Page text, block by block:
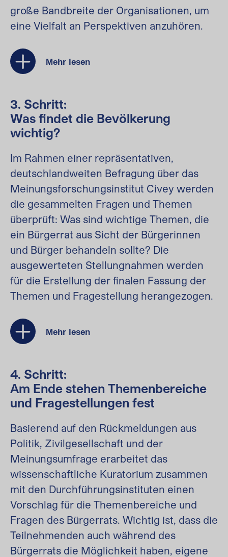
große Bandbreite der Organisationen, um
eine Vielfalt an Perspektiven anzuhören.
Mehr lesen
3. Schritt:
Was findet die Bevölkerung
wichtig?
Im Rahmen einer repräsentativen,
deutschlandweiten Befragung über das
Meinungsforschungsinstitut Civey werden
die gesammelten Fragen und Themen
überprüft: Was sind wichtige Themen, die
ein Bürgerrat aus Sicht der Bürgerinnen
und Bürger behandeln sollte? Die
ausgewerteten Stellungnahmen werden
für die Erstellung der finalen Fassung der
Themen und Fragestellung herangezogen.
Mehr lesen
4. Schritt:
Am Ende stehen Themenbereiche
und Fragestellungen fest
Basierend auf den Rückmeldungen aus
Politik, Zivilgesellschaft und der
Meinungsumfrage erarbeitet das
wissenschaftliche Kuratorium zusammen
mit den Durchführungsinstituten einen
Vorschlag für die Themenbereiche und
Fragen des Bürgerrats. Wichtig ist, dass die
Teilnehmenden auch während des
Bürgerrats die Möglichkeit haben, eigene